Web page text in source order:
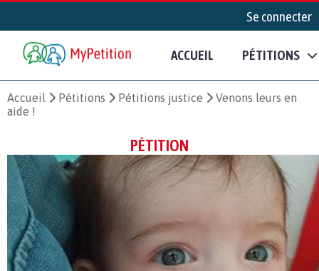
Se connecter
ACCUEIL PÉTITIONS
Accueil Pétitions Pétitions justice
Venons leurs en
aide !
PÉTITION